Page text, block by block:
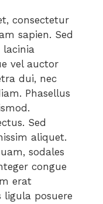
consectetur
sapien. Sed
vel auctor
dui, nec
Phasellus
Sed
aliquet.
sodales
congue
erat
posuere